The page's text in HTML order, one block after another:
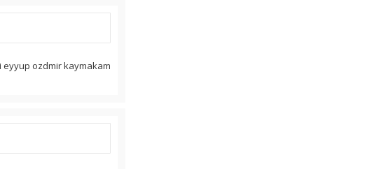
eyyup ozdmir kaymakam